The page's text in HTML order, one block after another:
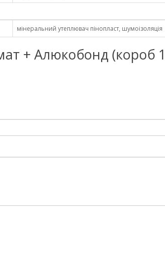
мінеральний утеплювач пінопласт, шумоізоляція
+ Алюкобонд (короб